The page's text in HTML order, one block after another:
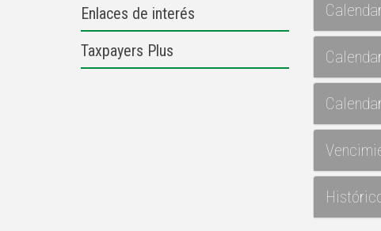
Enlaces de interés
Taxpayers Plus